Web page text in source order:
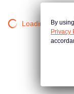
Loading…By
Privacy